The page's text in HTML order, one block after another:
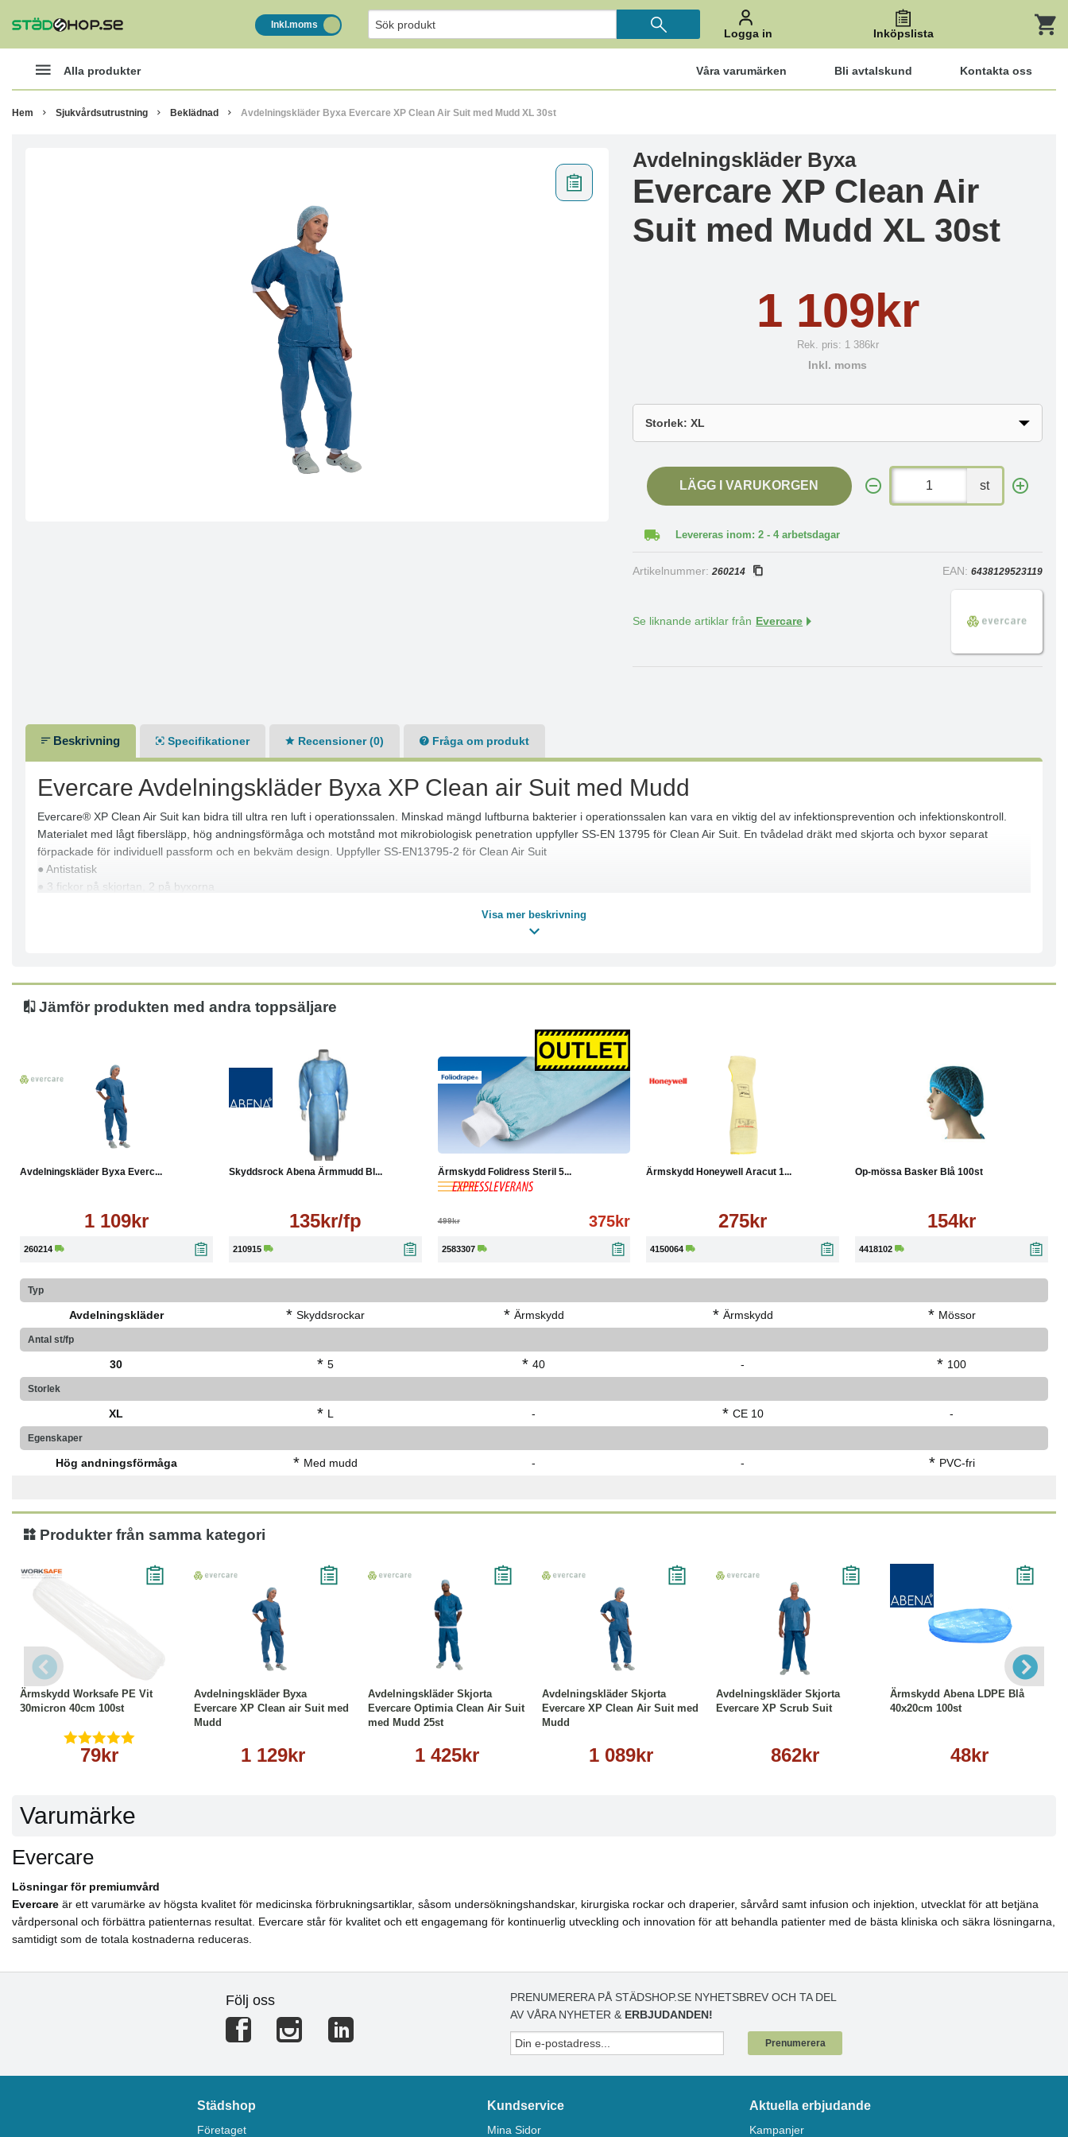
Inkl.moms
Logga in Inköpslista
Alla produkter Våra varumärken Bli avtalskund Kontakta oss
Hem Sjukvårdsutrustning Beklädnad Avdelningskläder Byxa Evercare XP Clean Air Suit med Mudd XL 30st
Avdelningskläder Byxa
Evercare XP Clean Air
Suit med Mudd XL 30st
1 109kr
Rek. pris: 1 386kr
Inkl. moms
LÄGG I VARUKORGEN st
Levereras inom: 2 - 4 arbetsdagar
Artikelnummer:260214 EAN: 6438129523119
Se liknande artiklar från Evercare
Beskrivning Specifikationer Recensioner (0) Fråga om produkt
Evercare Avdelningskläder Byxa XP Clean air Suit med Mudd
Evercare® XP Clean Air Suit kan bidra till ultra ren luft i operationssalen. Minskad mängd luftburna bakterier i operationssalen kan vara en viktig del av infektionsprevention och infektionskontroll.
Materialet med lågt fibersläpp, hög andningsförmåga och motstånd mot mikrobiologisk penetration uppfyller SS-EN 13795 för Clean Air Suit. En tvådelad dräkt med skjorta och byxor separat
förpackade för individuell passform och en bekväm design. Uppfyller SS-EN13795-2 för Clean Air Suit
● Antistatisk
● 3 fickor på skjortan, 2 på byxorna
Visa mer beskrivning
Jämför produkten med andra toppsäljare
Avdelningskläder Byxa Everc...
1 109kr
260214
Skyddsrock Abena Ärmmudd Bl...
135kr/fp
210915
Läs mer
Ärmskydd Folidress Steril 5...
499kr 375kr
2583307
-25% Köp
Ärmskydd Honeywell Aracut 1...
275kr
4150064
Op-mössa Basker Blå 100st
154kr
4418102
Typ
Avdelningskläder * Skyddsrockar * Ärmskydd * Ärmskydd * Mössor
Antal st/fp
30 * 5 * 40 - * 100
Storlek
XL * L - * CE 10 -
Egenskaper
Hög andningsförmåga * Med mudd - - * PVC-fri
Produkter från samma kategori
Ärmskydd Worksafe PE Vit
30micron 40cm 100st
79kr
Köp
Avdelningskläder Byxa
Evercare XP Clean air Suit med
Mudd
1 129kr
Läs mer
Avdelningskläder Skjorta
Evercare Optimia Clean Air Suit
med Mudd 25st
1 425kr
Läs mer
Avdelningskläder Skjorta
Evercare XP Clean Air Suit med
Mudd
1 089kr
Läs mer
Avdelningskläder Skjorta
Evercare XP Scrub Suit
862kr
Läs mer
Ärmskydd Abena LDPE Blå
40x20cm 100st
48kr
Varumärke
Evercare
Lösningar för premiumvård
Evercare är ett varumärke av högsta kvalitet för medicinska förbrukningsartiklar, såsom undersökningshandskar, kirurgiska rockar och draperier, sårvård samt infusion och injektion, utvecklat för att betjäna
vårdpersonal och förbättra patienternas resultat. Evercare står för kvalitet och ett engagemang för kontinuerlig utveckling och innovation för att behandla patienter med de bästa kliniska och säkra lösningarna,
samtidigt som de totala kostnaderna reduceras.
Följ oss
PRENUMERERA PÅ STÄDSHOP.SE NYHETSBREV OCH TA DEL
AV VÅRA NYHETER & ERBJUDANDEN!
Prenumerera
Städshop
Företaget
Kundservice
Mina Sidor
Aktuella erbjudande
Kampanjer